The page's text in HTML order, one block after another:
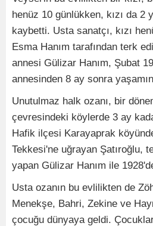
henüz 10 günlükken, kızı da 2
kaybetti. Usta sanatçı, kızı
Esma Hanım tarafından terk
annesi Gülizar Hanım, Şubat
annesinden 8 ay sonra
Unutulmaz halk ozanı, bir
çevresindeki köylerde 3 ay
Hafik ilçesi Karayaprak
Tekkesi'ne uğrayan Şatıroğlu,
yapan Gülizar Hanım ile
Usta ozanın bu evlilikten de
Menekşe, Bahri, Zekine ve
çocuğu dünyaya geldi.